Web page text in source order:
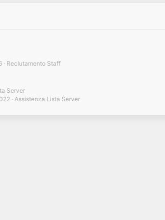
Reclutamento Staff
Server
Assistenza Lista Server